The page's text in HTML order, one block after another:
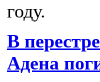
году.
В
Адена